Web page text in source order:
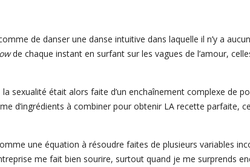
de danser une danse intuitive dans laquelle il n’y a
de chaque instant en surfant sur les vagues de l’amour,
sexualité était alors faite d’un enchaînement complexe de
d’ingrédients à combiner pour obtenir LA recette parfaite,
une équation à résoudre faites de plusieurs variables
me fait bien sourire, surtout quand je me surprends